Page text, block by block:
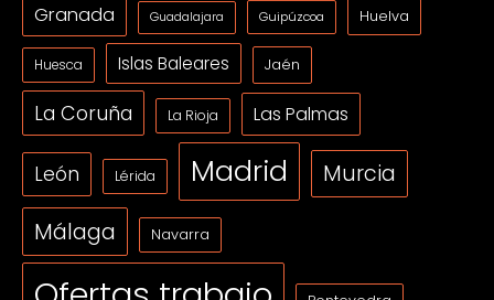
Granada Guadalajara Guipúzcoa Huelva
Huesca Islas Baleares Jaén
La Coruña La Rioja Las Palmas
León Lérida Madrid Murcia
Málaga Navarra